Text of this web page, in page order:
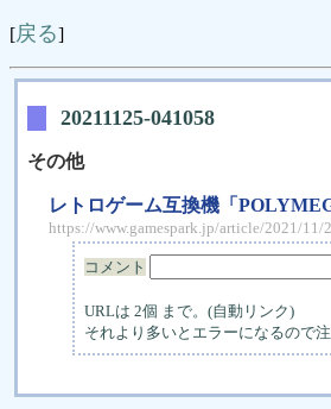
[戻る]
20211125-041058
その他
レトロゲーム互換機「
https://www.gamespark.jp/article/2021/11/
コメント
URLは 2個 まで。(自動リンク)
それより多いとエラーになるので注